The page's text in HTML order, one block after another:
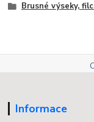
Brusné výseky,
Informace